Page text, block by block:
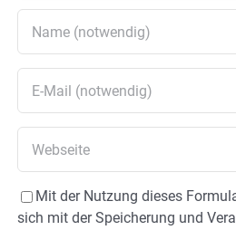
Mit der Nutzung dieses
sich mit der Speicherung und